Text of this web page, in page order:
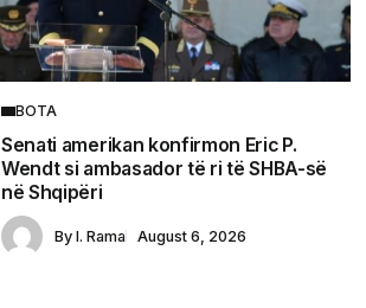
BOTA
Senati amerikan konfirmon Eric P.
Wendt si ambasador të ri të SHBA-së
në Shqipëri
By I. Rama August 6, 2026